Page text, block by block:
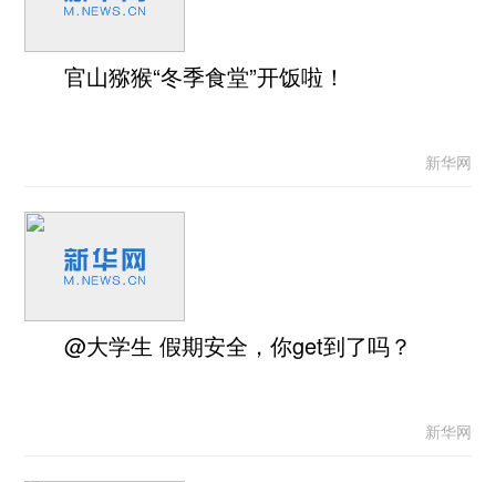
官山猕猴“冬季食堂”开饭啦！
新华网
@大学生 假期安全，你get到了吗？
新华网